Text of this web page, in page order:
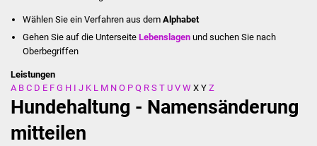
Summerrockfestival
Stadtverwaltung
Wählen Sie ein Verfahren aus dem Alphabet
Gehen Sie auf die UnterseiteLebenslagen und suchen Sie nach
Oberbegriffen
Leistungen
A B C D E F G H I J K L M N O P Q R S T U V W X Y Z
Hundehaltung - Namensänderung
mitteilen